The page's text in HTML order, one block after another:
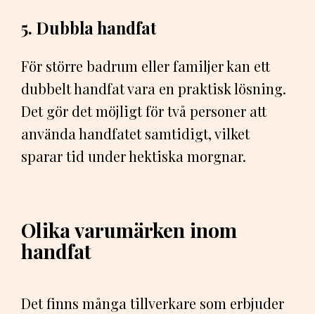
5. Dubbla handfat
För större badrum eller familjer kan ett
dubbelt handfat vara en praktisk lösning.
Det gör det möjligt för två personer att
använda handfatet samtidigt, vilket
sparar tid under hektiska morgnar.
Olika varumärken inom
handfat
Det finns många tillverkare som erbjuder